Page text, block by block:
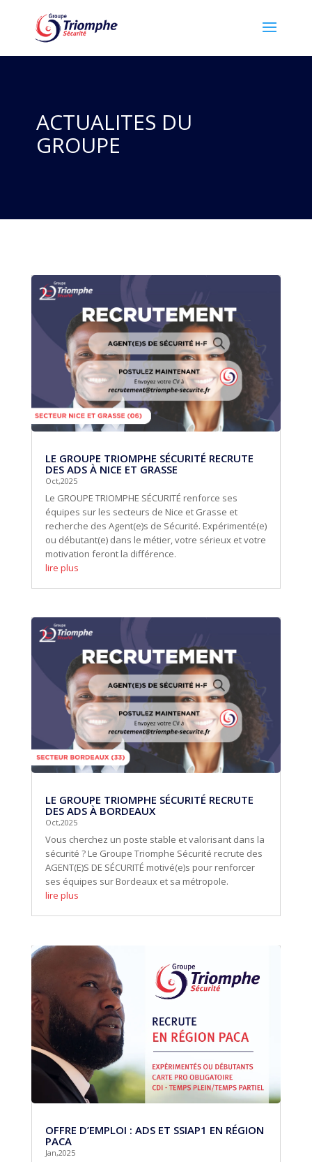
ACTUALITES DU
GROUPE
LE GROUPE TRIOMPHE SÉCURITÉ RECRUTE
DES ADS À NICE ET GRASSE
Oct,2025
Le GROUPE TRIOMPHE SÉCURITÉ renforce ses
équipes sur les secteurs de Nice et Grasse et
recherche des Agent(e)s de Sécurité. Expérimenté(e)
ou débutant(e) dans le métier, votre sérieux et votre
motivation feront la différence.
lire plus
LE GROUPE TRIOMPHE SÉCURITÉ RECRUTE
DES ADS À BORDEAUX
Oct,2025
Vous cherchez un poste stable et valorisant dans la
sécurité ? Le Groupe Triomphe Sécurité recrute des
AGENT(E)S DE SÉCURITÉ motivé(e)s pour renforcer
ses équipes sur Bordeaux et sa métropole.
lire plus
OFFRE D’EMPLOI : ADS ET SSIAP1 EN RÉGION
PACA
Jan,2025